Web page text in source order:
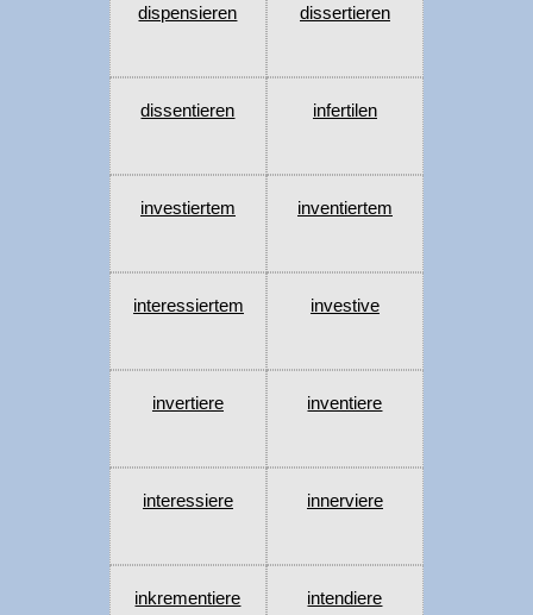
dispensieren dissertieren
dissentieren infertilen
investiertem inventiertem
interessiertem investive
invertiere inventiere
interessiere innerviere
inkrementiere intendiere